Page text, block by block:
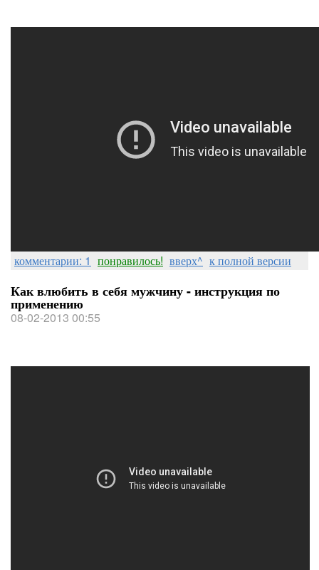
комментарии: 1 понравилось! вверх^ к полной версии
Как влюбить в себя мужчину - инструкция по
применению
08-02-2013 00:55